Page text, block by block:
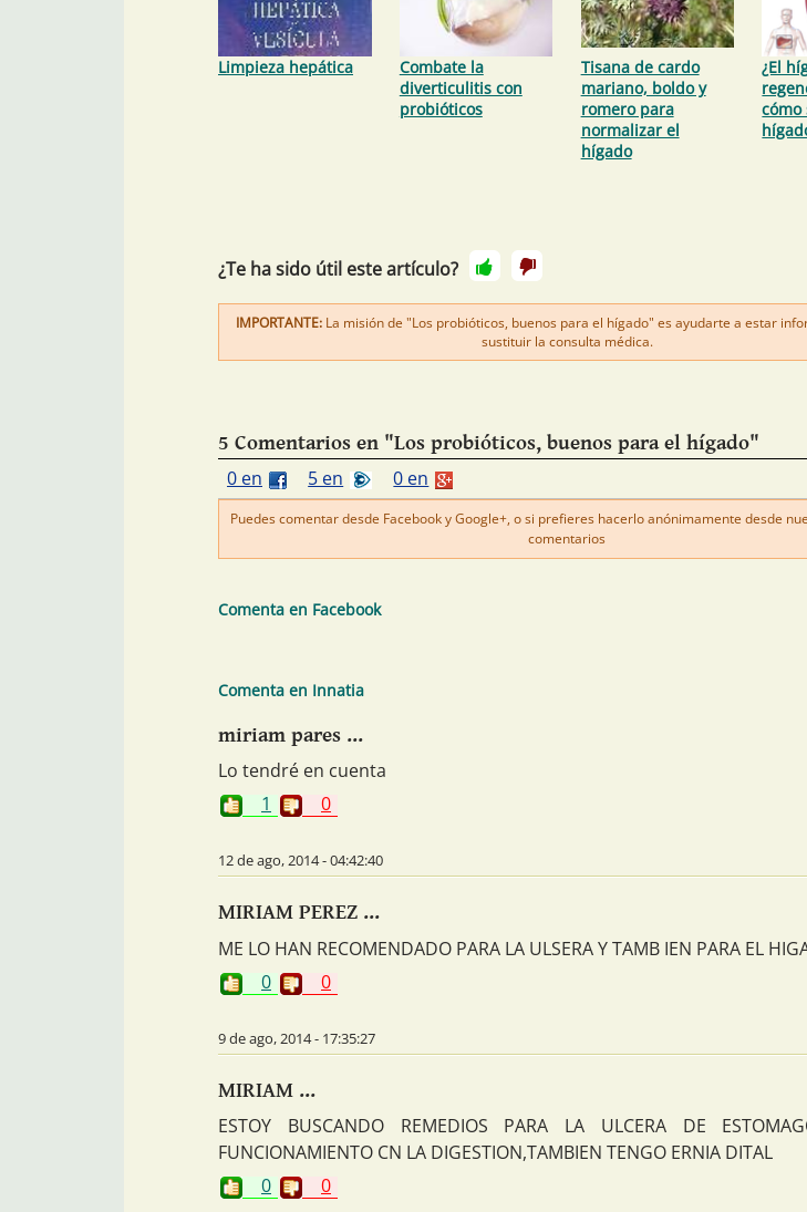
Limpieza hepática
Combate la
diverticulitis con
probióticos
Tisana de cardo
mariano, boldo y
romero para
normalizar el
hígado
¿El
cómo
¿Te ha sido útil este artículo?
IMPORTANTE:La misión de "Los probióticos, buenos para el hígado" es ayudarte a estar
sustituir la consulta médica.
5 Comentarios en "Los probióticos, buenos para el hígado"
0 en
5 en 0 en
Puedes comentar desde Facebook y Google+, o si prefieres hacerlo anónimamente desde
comentarios
Comenta en Facebook
Comenta en Innatia
miriam pares ...
Lo tendré en cuenta
1
0
12 de ago, 2014 - 04:42:40
MIRIAM PEREZ ...
ME LO HAN RECOMENDADO PARA LA ULSERA Y TAMB IEN PARA EL
0
0
9 de ago, 2014 - 17:35:27
MIRIAM ...
ESTOY BUSCANDO REMEDIOS PARA LA ULCERA DE
FUNCIONAMIENTO CN LA DIGESTION,TAMBIEN TENGO ERNIA DITAL
0
0